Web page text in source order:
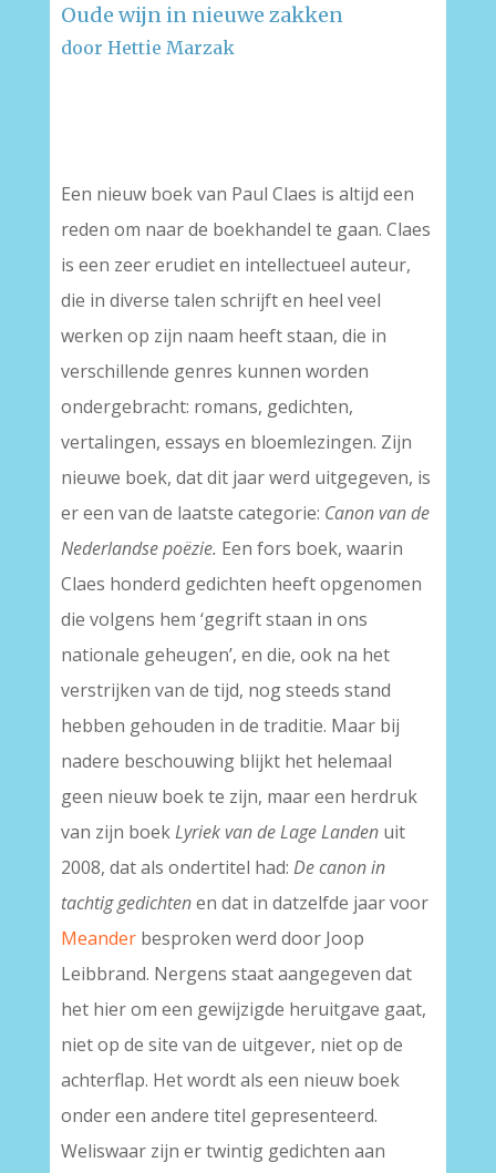
Oude wijn in nieuwe zakken
door Hettie Marzak
Een nieuw boek van Paul Claes is altijd een
reden om naar de boekhandel te gaan. Claes
is een zeer erudiet en intellectueel auteur,
die in diverse talen schrijft en heel veel
werken op zijn naam heeft staan, die in
verschillende genres kunnen worden
ondergebracht: romans, gedichten,
vertalingen, essays en bloemlezingen. Zijn
nieuwe boek, dat dit jaar werd uitgegeven, is
er een van de laatste categorie: Canon van de
Nederlandse poëzie. Een fors boek, waarin
Claes honderd gedichten heeft opgenomen
die volgens hem ‘gegrift staan in ons
nationale geheugen’, en die, ook na het
verstrijken van de tijd, nog steeds stand
hebben gehouden in de traditie. Maar bij
nadere beschouwing blijkt het helemaal
geen nieuw boek te zijn, maar een herdruk
van zijn boekLyriek van de Lage Landenuit
2008, dat als ondertitel had: De canon in
tachtig gedichtenen dat in datzelfde jaar voor
Meanderbesproken werd door Joop
Leibbrand. Nergens staat aangegeven dat
het hier om een gewijzigde heruitgave gaat,
niet op de site van de uitgever, niet op de
achterflap. Het wordt als een nieuw boek
onder een andere titel gepresenteerd.
Weliswaar zijn er twintig gedichten aan